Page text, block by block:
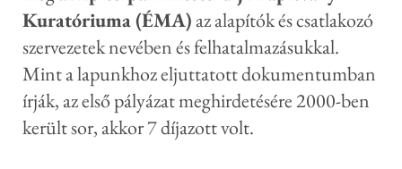
Kuratóriuma (ÉMA)az alapítók és csatlakozó
szervezetek nevében és felhatalmazásukkal.
Mint a lapunkhoz eljuttatott dokumentumban
írják, az első pályázat meghirdetésére 2000-ben
került sor, akkor 7 díjazott volt.